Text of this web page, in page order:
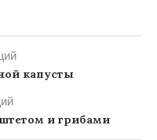
капусты
и грибами